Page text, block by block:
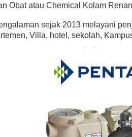
Obat atau Chemical Kolam
sejak 2013 melayani
Villa, hotel, sekolah,